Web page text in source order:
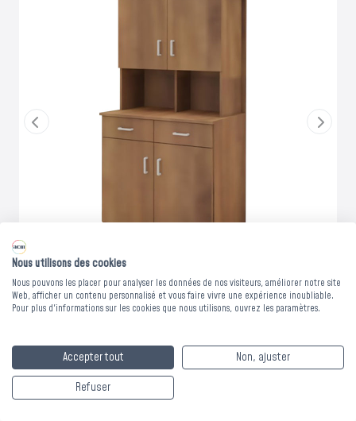
BUFFET 2 PORTES 2
TIROIRS + ELEMENT
Nous utilisons des cookies
Nous pouvons les placer pour analyser les données de nos visiteurs, améliorer notre site
Web, afficher un contenu personnalisé et vous faire vivre une expérience inoubliable.
Pour plus d'informations sur les cookies que nous utilisons, ouvrez les paramètres.
Accepter tout
Non, ajuster
Refuser